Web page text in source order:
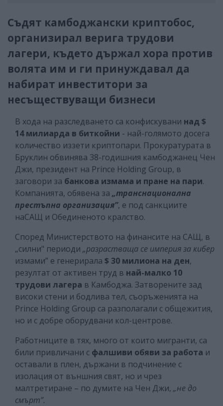
Съдят камбоджански криптобос,
организирал верига трудови
лагери, където държал хора против
волята им и ги принуждавал да
набират инвеститори за
несъществуващи бизнеси
В хода на разследването са конфискувани над $
14 милиарда в биткойни - най-голямото досега
количество иззети криптопари. Прокуратурата в
Бруклин обвинява 38-годишния камбоджанец Чен
Джи, президент на Prince Holding Group, в
заговори за банкова измама и пране на пари.
Компанията, обявена за „транснационална
престъпна организация”, е под санкциите
наСАЩ и Обединеното кралство.
Според Министерството на финансите на САЩ, в
„силни" периоди „разрастваща се империя за кибер
измами” е генерирала $ 30 милиона на ден,
резултат от активен труд в най-малко 10
трудови лагера в Камбоджа. Затворените зад
високи стени и бодлива тел, съоръженията на
Prince Holding Group са разполагали с общежития,
но и с добре оборудвани кол-центрове.
Работниците в тях, много от които мигранти, са
били привличани с фалшиви обяви за работа и
оставали в плен, държани в подчинение с
изолация от външния свят, но и чрез
малтретиране – по думите на Чен Джи, „не до
смърт”.